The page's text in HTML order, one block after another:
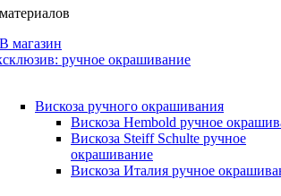
материалов
В магазин
ручное окрашивание
Вискоза ручного окрашивания
Вискоза Hembold ручное
Вискоза Steiff Schulte ручное
окрашивание
Вискоза Италия ручное